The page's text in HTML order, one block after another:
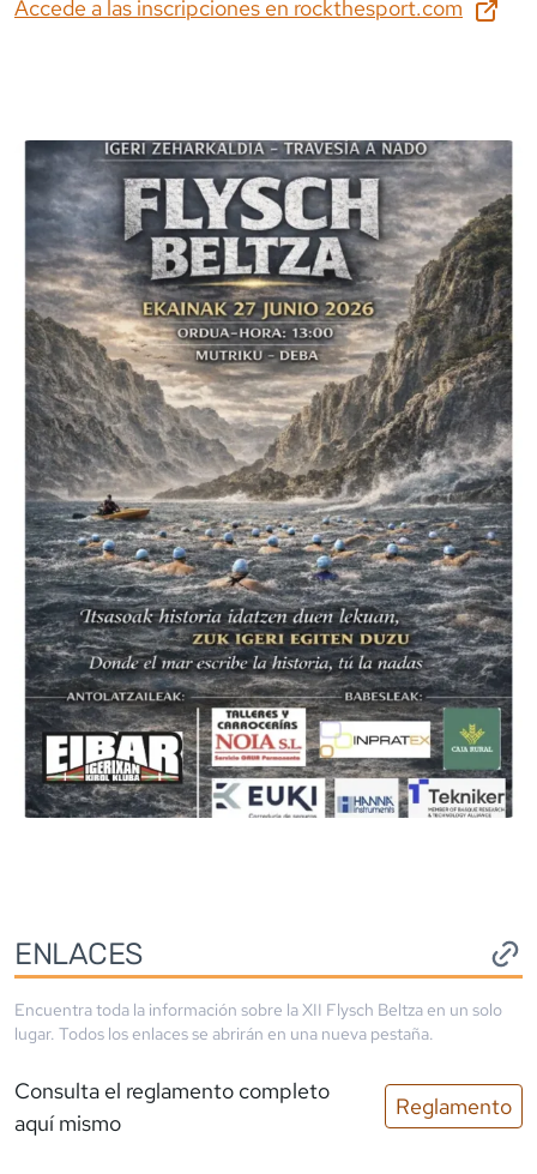
Accede a las inscripciones en rockthesport.com
ENLACES
Encuentra toda la información sobre laXII Flysch Beltza en un solo
lugar. Todos los enlaces se abrirán en una nueva pestaña.
Consulta el reglamento completo
aquí mismo
Reglamento